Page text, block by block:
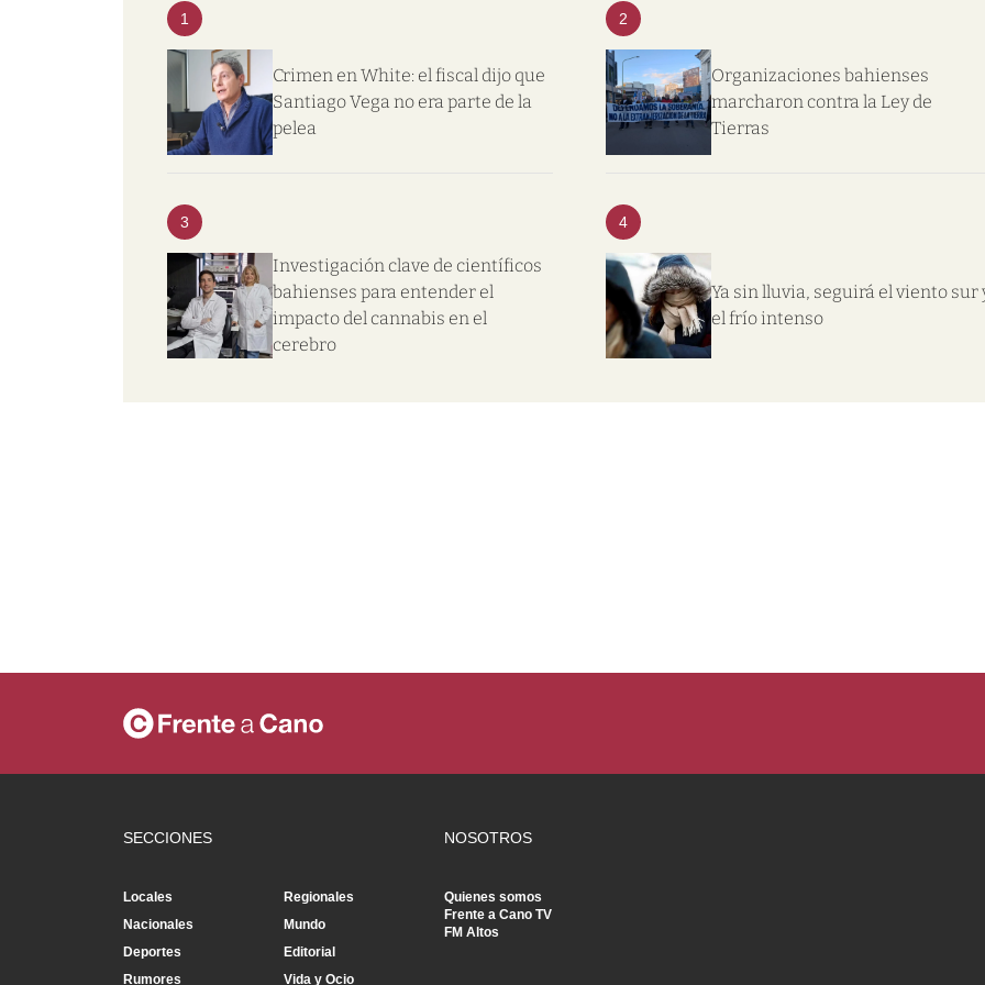
1
Crimen en White: el fiscal dijo que
Santiago Vega no era parte de la
pelea
2
Organizaciones bahienses
marcharon contra la Ley de
Tierras
3
Investigación clave de científicos
bahienses para entender el
impacto del cannabis en el
cerebro
4
Ya sin lluvia, seguirá el viento sur
el frío intenso
SECCIONES
Locales
Regionales
Nacionales
Mundo
Deportes
Editorial
Rumores
Vida y Ocio
NOSOTROS
Quienes somos
Frente a Cano TV
FM Altos